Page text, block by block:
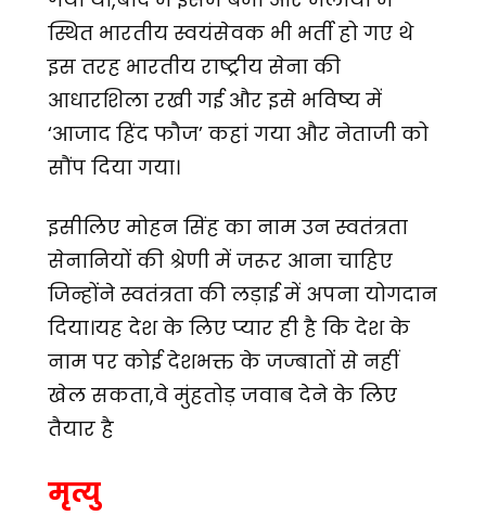
स्थित भारतीय स्वयंसेवक भी भर्ती हो गए थे
इस तरह भारतीय राष्ट्रीय सेना की
आधारशिला रखी गई और इसे भविष्य में
‘आजाद हिंद फौज’ कहां गया और नेताजी को
सौंप दिया गया।
इसीलिए मोहन सिंह का नाम उन स्वतंत्रता
सेनानियों की श्रेणी में जरूर आना चाहिए
जिन्होंने स्वतंत्रता की लड़ाई में अपना योगदान
दिया।यह देश के लिए प्यार ही है कि देश के
नाम पर कोई देशभक्त के जज्बातों से नहीं
खेल सकता,वे मुंहतोड़ जवाब देने के लिए
तैयार है
मृत्यु